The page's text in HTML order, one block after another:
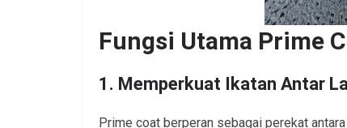
Fungsi Utama Prime
1. Memperkuat Ikatan Antar
Prime coat berperan sebagai perekat